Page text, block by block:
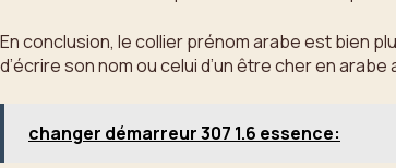
En conclusion, le collier prénom arabe est bien
d’écrire son nom ou celui d’un être cher en
changer démarreur 307 1.6 essence: